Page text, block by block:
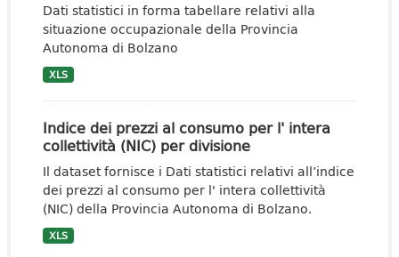
Dati statistici in forma tabellare relativi alla
situazione occupazionale della Provincia
Autonoma di Bolzano
XLS
Indice dei prezzi al consumo per l' intera
collettività (NIC) per divisione
Il dataset fornisce i Dati statistici relativi all’indice
dei prezzi al consumo per l' intera collettività
(NIC) della Provincia Autonoma di Bolzano.
XLS